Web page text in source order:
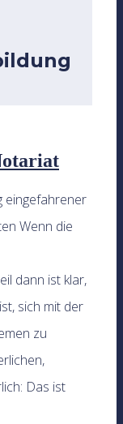
eingefahrener
Wenn die
dann ist klar,
sich mit der
zu
Das ist